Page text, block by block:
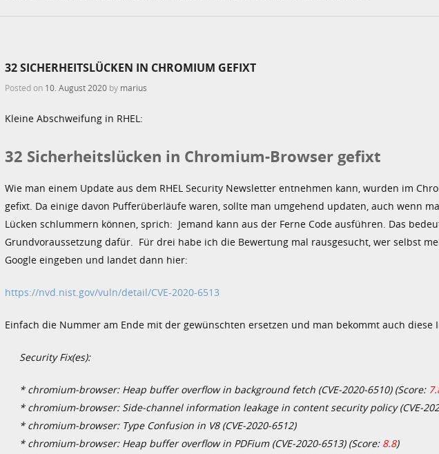
32 SICHERHEITSLÜCKEN IN CHROMIUM GEFIXT
Posted on 10. August 2020 by marius
Kleine Abschweifung in RHEL:
32 Sicherheitslücken in Chromium-Browser gefixt
Wie man einem Update aus dem RHEL Security Newsletter entnehmen kann, wurden im
gefixt. Da einige davon Pufferüberläufe waren, sollte man umgehend updaten, auch wenn
Lücken schlummern können, sprich: Jemand kann aus der Ferne Code ausführen. Das
Grundvoraussetzung dafür. Für drei habe ich die Bewertung mal rausgesucht, wer selbst
Google eingeben und landet dann hier:
https://nvd.nist.gov/vuln/detail/CVE-2020-6513
Einfach die Nummer am Ende mit der gewünschten ersetzen und man bekommt auch diese
Security Fix(es):
* chromium-browser: Heap buffer overflow in background fetch (CVE-2020-6510) (Score:
* chromium-browser: Side-channel information leakage in content security policy (CVE-
* chromium-browser: Type Confusion in V8 (CVE-2020-6512)
* chromium-browser: Heap buffer overflow in PDFium (CVE-2020-6513) (Score: 8.8)